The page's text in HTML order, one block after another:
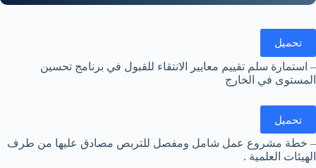
تحميل
– استمارة سلم تقييم معايير الانتقاء للقبول في برنامج تحسين
المستوى في الخارج
تحميل
– خطة مشروع عمل شامل ومفصل للتربص مصادق عليها من طرف
الهيئات العلمية .